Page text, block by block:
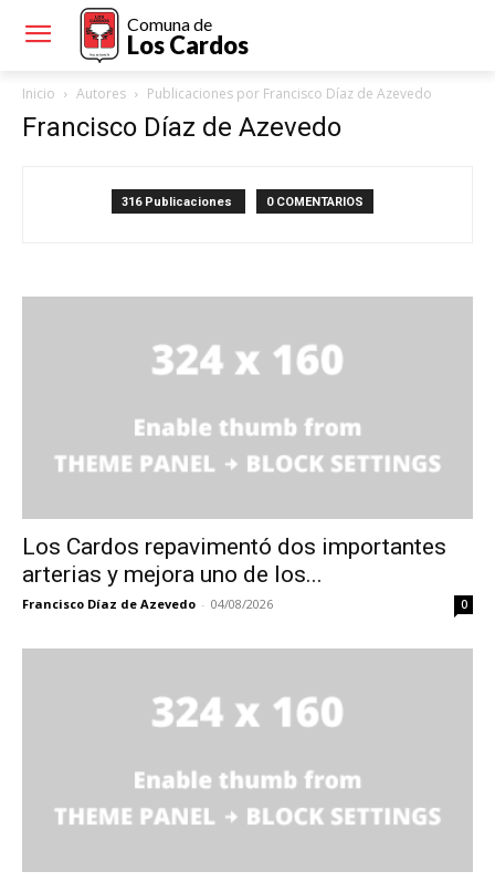
Comuna de
Los Cardos
Inicio Autores Publicaciones por Francisco Díaz de Azevedo
Francisco Díaz de Azevedo
316 Publicaciones 0 COMENTARIOS
Los Cardos repavimentó dos importantes
arterias y mejora uno de los...
Francisco Díaz de Azevedo - 04/08/2026 0